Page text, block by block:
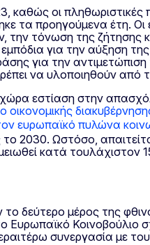
καθώς οι
προηγούμενα έτη. Οι
τόνωση της ζήτησης
για την αύξηση
για την
να υλοποιηθούν από
εστίαση στην
οικονομικής
ευρωπαϊκό πυλώνα
Ωστόσο,
κατά τουλάχιστον
δεύτερο μέρος της
Ευρωπαϊκό
συνεργασία με